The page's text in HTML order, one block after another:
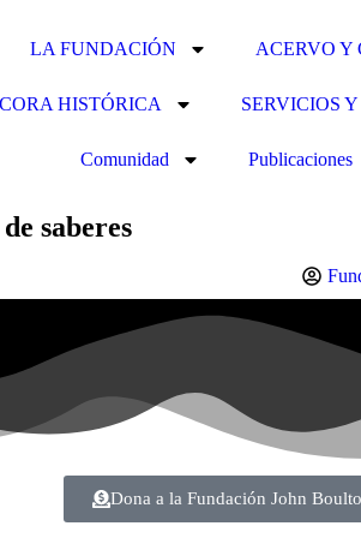
LA FUNDACIÓN ACERVO Y
HISTÓRICA SERVICIOS
Comunidad Publicaciones
saberes
Dona a la Fundación John